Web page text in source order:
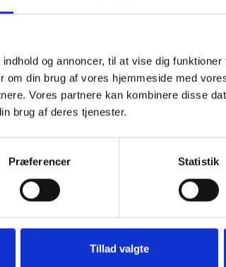
og annoncer, til at vise dig
om din brug af vores hjemmeside med
Vores partnere kan kombinere disse
brug af deres tjenester.
Præferencer Statistik
Tillad valgte
Tilbud Autocamper